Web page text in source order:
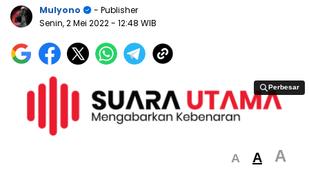
Mulyono
- Publisher
Senin, 2 Mei 2022- 12:48 WIB
Perbesar
Perbesar
A A A